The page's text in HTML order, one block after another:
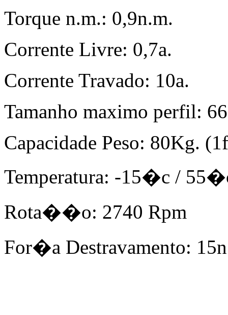
Torque n.m.: 0,9n.m.
Corrente Livre: 0,7a.
Corrente Travado: 10a.
Tamanho maximo perfil:
Capacidade Peso: 80Kg.
Temperatura: -15�c /
Rota��o: 2740 Rpm
For�a Destravamento: